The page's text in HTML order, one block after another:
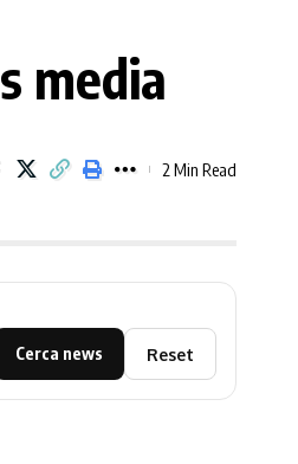
media
2 Min Read
Cerca news Reset